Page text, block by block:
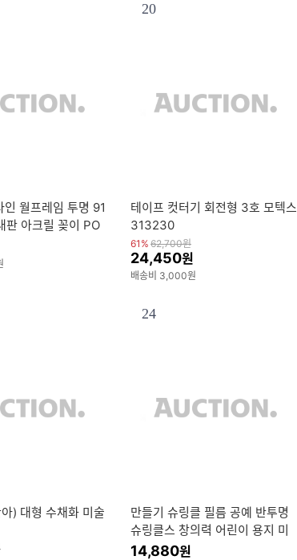
월프레임 투명 91
아크릴 꽂이 PO
부착용꽂이
20
테이프 컷터기 회전형 3호 모텍스
313230
61% 62,700원
24,450원
배송비 3,000원
) 대형 수채화 미술
24
만들기 슈링클 필름 공예 반투명
슈링클스 창의력 어린이 용지 미
술
14,880원